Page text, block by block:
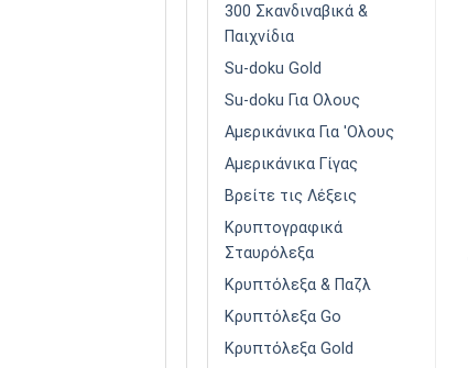
300 Σκανδιναβικά &
Παιχνίδια
Su-doku Gold
Su-doku Για Ολους
Αμερικάνικα Για 'Ολους
Αμερικάνικα Γίγας
Βρείτε τις Λέξεις
Κρυπτογραφικά
Σταυρόλεξα
Κρυπτόλεξα & Παζλ
Κρυπτόλεξα Go
Κρυπτόλεξα Gold